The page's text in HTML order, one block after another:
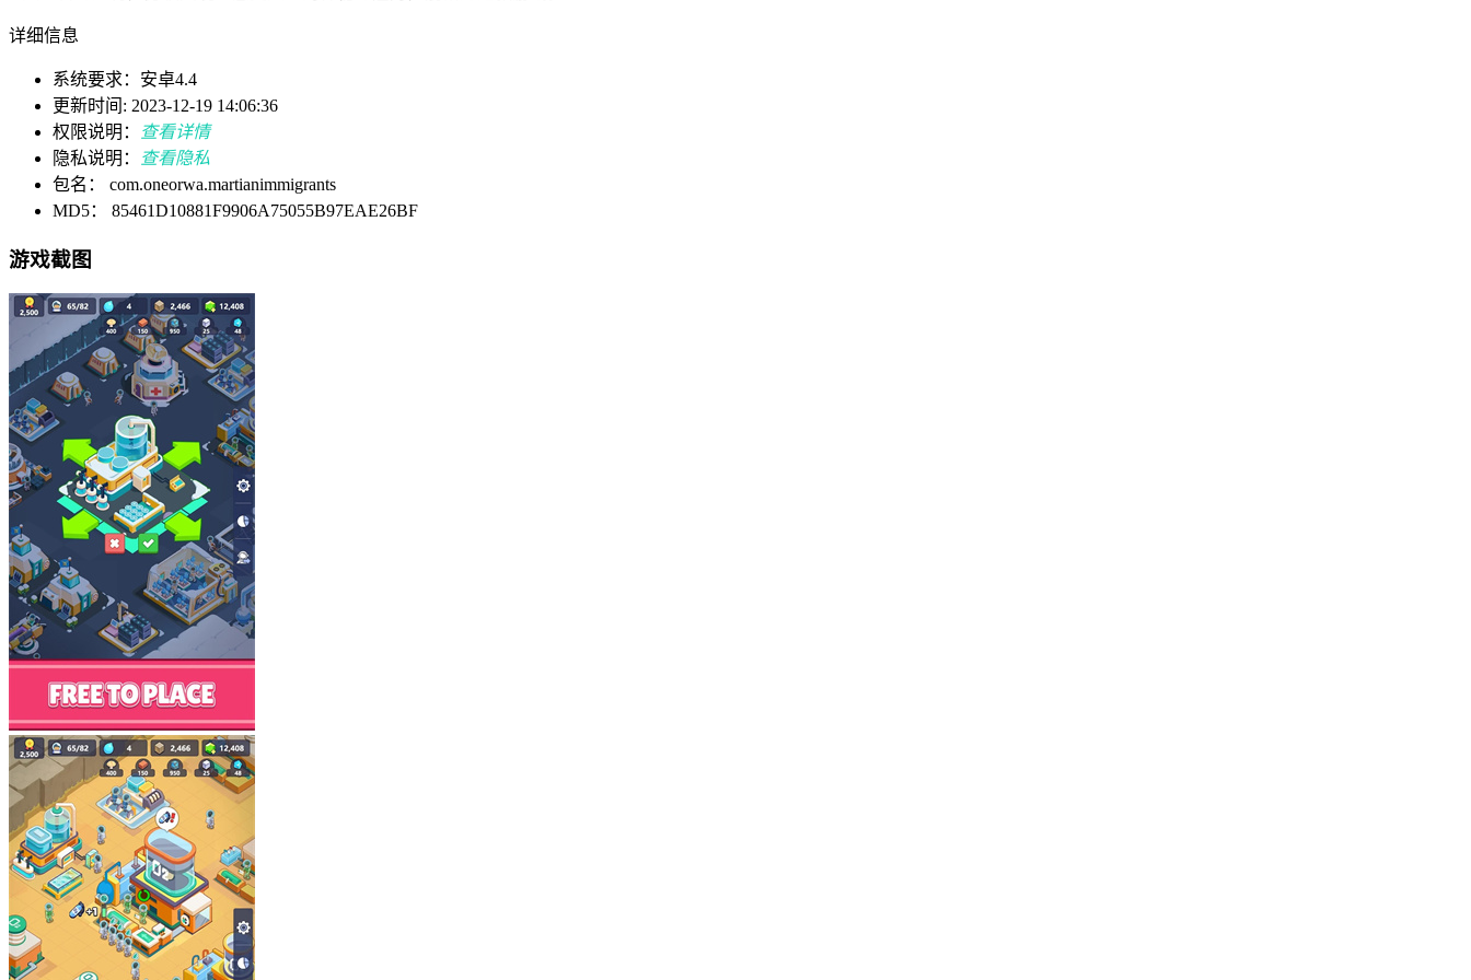
详细信息
系统要求：安卓4.4
更新时间: 2023-12-19 14:06:36
权限说明：
查看详情
隐私说明：
查看隐私
包名： com.oneorwa.martianimmigrants
MD5： 85461D10881F9906A75055B97EAE26BF
游戏截图